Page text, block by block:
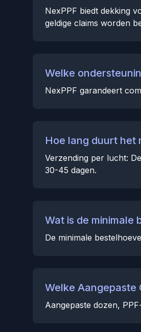
NexPPF biedt dekking
geldige claims worden
Welke
NexPPF garandeert
Hoe lang duurt het
Verzending per lucht:
30-45 dagen.
Wat is de minimale
De minimale
Welke Aangepaste
Aangepaste dozen,